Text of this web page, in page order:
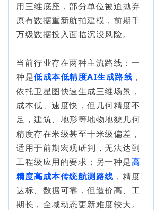
用三维底座，部分单位被迫抛弃
原有数据重新航拍建模，前期千
万级数据投入面临沉没风险。
当前行业存在两种主流路线：一
种是低成本低精度AI生成路线 ，
依托卫星图快速生成三维场景，
成本低、速度快，但几何精度不
足，建筑、地形等地物地貌几何
精度存在米级甚至十米级偏差，
适用于前期宏观研判，无法达到
工程级应用的要求；另一种是高
精度高成本传统航测路线 ，精度
达标、数据可靠，但造价高、工
期长，全域动态更新难度较大。